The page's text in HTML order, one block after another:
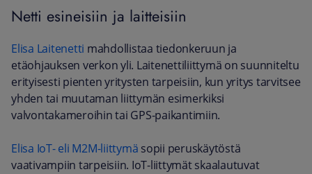
Netti esineisiin ja laitteisiin
Elisa Laitenetti mahdollistaa tiedonkeruun ja
etäohjauksen verkon yli. Laitenettiliittymä on suunniteltu
erityisesti pienten yritysten tarpeisiin, kun yritys tarvitsee
yhden tai muutaman liittymän esimerkiksi
valvontakameroihin tai GPS-paikantimiin.
Elisa IoT- eli M2M-liittymä sopii peruskäytöstä
vaativampiin tarpeisiin. IoT-liittymät skaalautuvat